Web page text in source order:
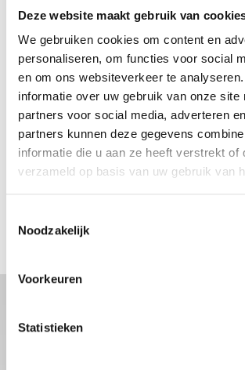
Deze website maakt gebruik van
We gebruiken cookies om content en
personaliseren, om functies voor social
en om ons websiteverkeer te
informatie over uw gebruik van onze site
partners voor social media, adverteren
partners kunnen deze gegevens
informatie die u aan ze heeft verstrekt of
verzameld op basis van uw gebruik van
Noodzakelijk
Voorkeuren
Statistieken
JOSJE
BABYBUIK OP
MONICA
PRACHTIGE